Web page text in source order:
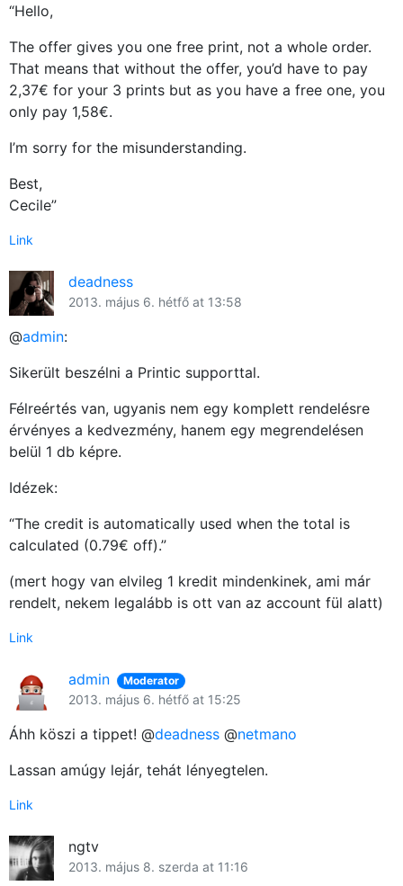
“Hello,
The offer gives you one free print, not a whole order.
That means that without the offer, you’d have to pay
2,37€ for your 3 prints but as you have a free one, you
only pay 1,58€.
I’m sorry for the misunderstanding.
Best,
Cecile”
Link
deadness
2013. május 6. hétfő at 13:58
@admin:
Sikerült beszélni a Printic supporttal.
Félreértés van, ugyanis nem egy komplett rendelésre
érvényes a kedvezmény, hanem egy megrendelésen
belül 1 db képre.
Idézek:
“The credit is automatically used when the total is
calculated (0.79€ off).”
(mert hogy van elvileg 1 kredit mindenkinek, ami már
rendelt, nekem legalább is ott van az account fül alatt)
Link
admin Moderator
2013. május 6. hétfő at 15:25
Áhh köszi a tippet! @deadness @netmano
Lassan amúgy lejár, tehát lényegtelen.
Link
ngtv
2013. május 8. szerda at 11:16